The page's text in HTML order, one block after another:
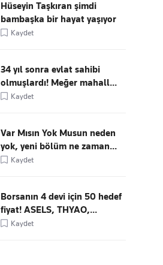
Hüseyin Taşkıran şimdi
bambaşka bir hayat yaşıyor
Kaydet
34 yıl sonra evlat sahibi
olmuşlardı! Meğer mahall...
Kaydet
Var Mısın Yok Musun neden
yok, yeni bölüm ne zaman...
Kaydet
Borsanın 4 devi için 50 hedef
fiyat! ASELS, THYAO,...
Kaydet